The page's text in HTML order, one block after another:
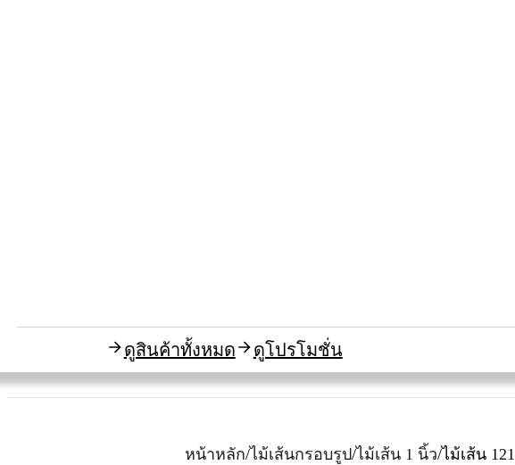
ดูสินค้าทั้งหมด ดูโปรโมชั่น
หน้าหลัก/ไม้เส้นกรอบรูป/ไม้เส้น 1 นิ้ว/ไม้เส้น